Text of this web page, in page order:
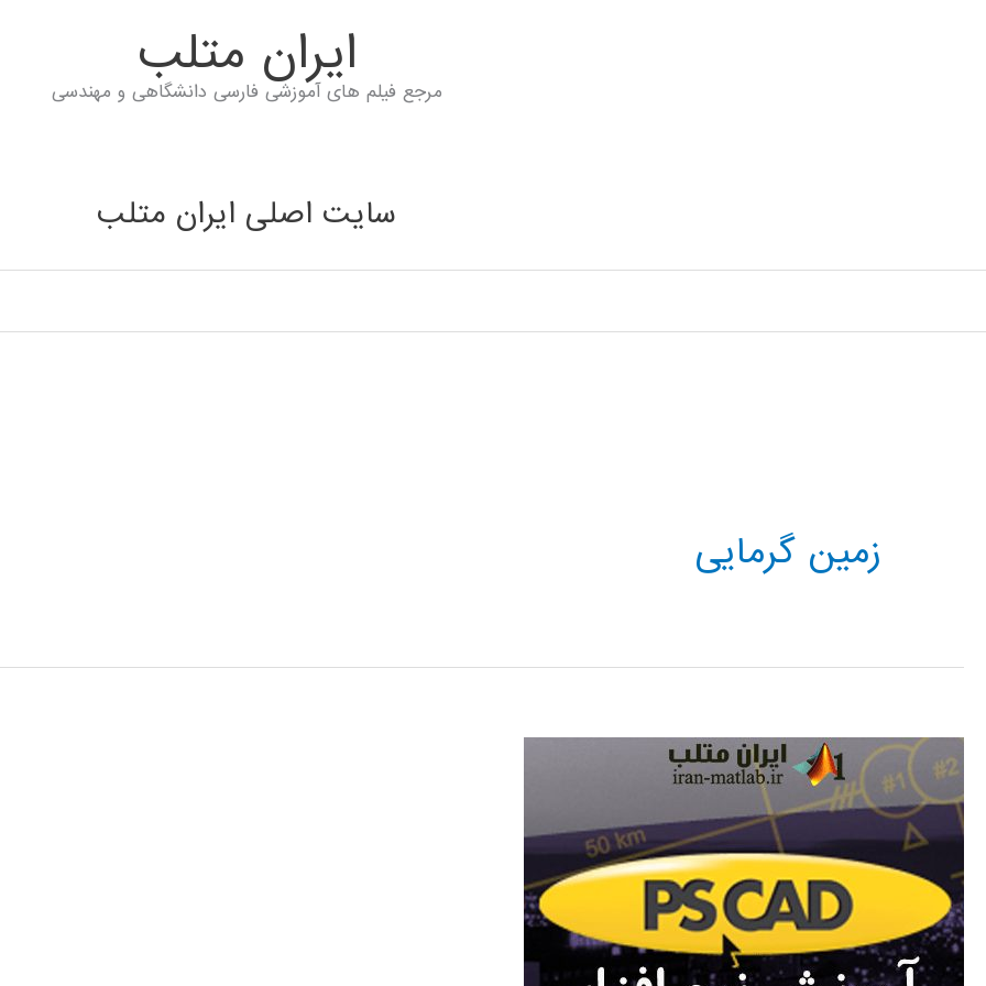
ايران متلب
مرجع فیلم های آموزشی فارسی دانشگاهی و مهندسی
سایت اصلی ایران متلب
زمین گرمایی